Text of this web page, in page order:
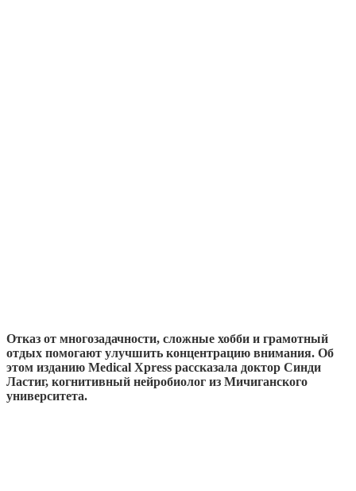
Отказ от многозадачности, сложные хобби и грамотный
отдых помогают улучшить концентрацию внимания. Об
этом изданию Medical Xpress рассказала доктор Синди
Ластиг, когнитивный нейробиолог из Мичиганского
университета.